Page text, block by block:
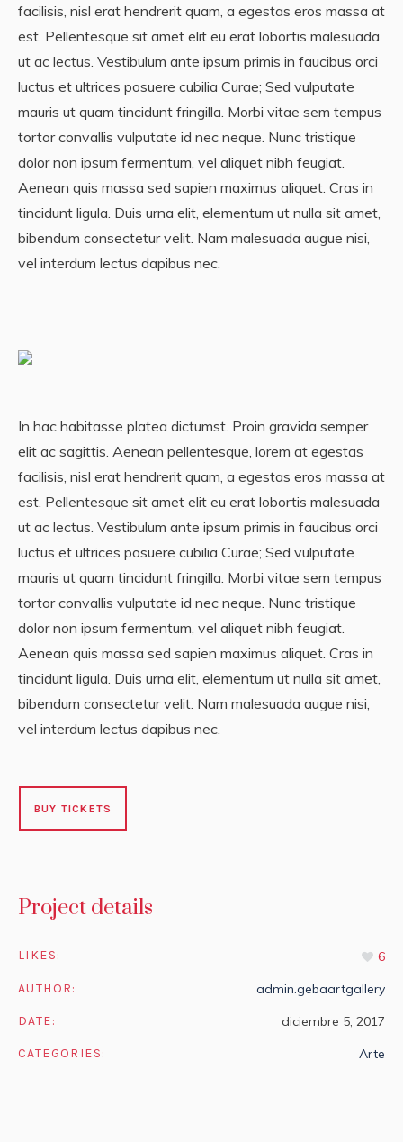
Project details
LIKES: 6
AUTHOR: admin.gebaartgallery
DATE: diciembre 5, 2017
CATEGORIES: Arte
facilisis, nisl erat hendrerit quam, a egestas eros massa at
est. Pellentesque sit amet elit eu erat lobortis malesuada
ut ac lectus. Vestibulum ante ipsum primis in faucibus orci
luctus et ultrices posuere cubilia Curae; Sed vulputate
mauris ut quam tincidunt fringilla. Morbi vitae sem tempus
tortor convallis vulputate id nec neque. Nunc tristique
dolor non ipsum fermentum, vel aliquet nibh feugiat.
Aenean quis massa sed sapien maximus aliquet. Cras in
tincidunt ligula. Duis urna elit, elementum ut nulla sit amet,
bibendum consectetur velit. Nam malesuada augue nisi,
vel interdum lectus dapibus nec.
In hac habitasse platea dictumst. Proin gravida semper
elit ac sagittis. Aenean pellentesque, lorem at egestas
facilisis, nisl erat hendrerit quam, a egestas eros massa at
est. Pellentesque sit amet elit eu erat lobortis malesuada
ut ac lectus. Vestibulum ante ipsum primis in faucibus orci
luctus et ultrices posuere cubilia Curae; Sed vulputate
mauris ut quam tincidunt fringilla. Morbi vitae sem tempus
tortor convallis vulputate id nec neque. Nunc tristique
dolor non ipsum fermentum, vel aliquet nibh feugiat.
Aenean quis massa sed sapien maximus aliquet. Cras in
tincidunt ligula. Duis urna elit, elementum ut nulla sit amet,
bibendum consectetur velit. Nam malesuada augue nisi,
vel interdum lectus dapibus nec.
BUY TICKETS